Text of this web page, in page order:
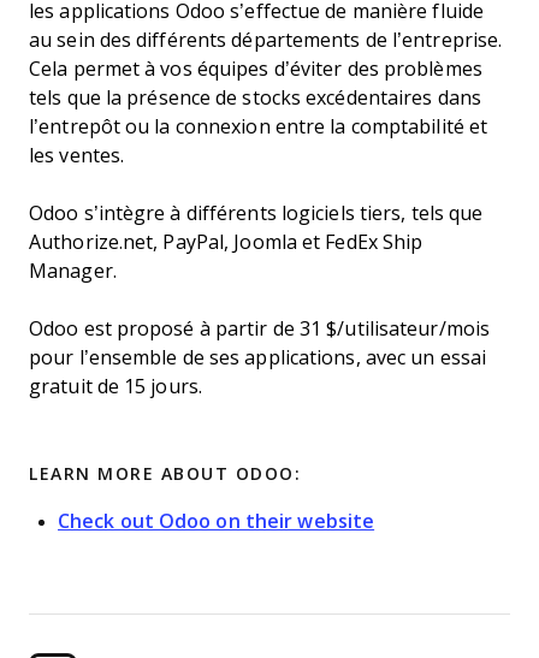
les applications Odoo s’effectue de manière fluide
au sein des différents départements de l’entreprise.
Cela permet à vos équipes d’éviter des problèmes
tels que la présence de stocks excédentaires dans
l’entrepôt ou la connexion entre la comptabilité et
les ventes.
Odoo s’intègre à différents logiciels tiers, tels que
Authorize.net, PayPal, Joomla et FedEx Ship
Manager.
Odoo est proposé à partir de 31 $/utilisateur/mois
pour l’ensemble de ses applications, avec un essai
gratuit de 15 jours.
LEARN MORE ABOUT ODOO:
Check out Odoo on their website